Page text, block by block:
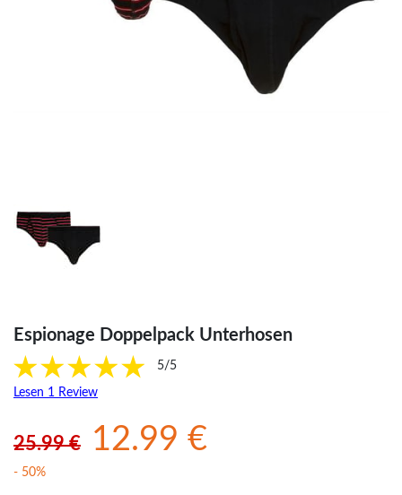
Espionage Doppelpack Unterhosen
5/5
Lesen 1 Review
25.99 € 12.99 €
- 50%